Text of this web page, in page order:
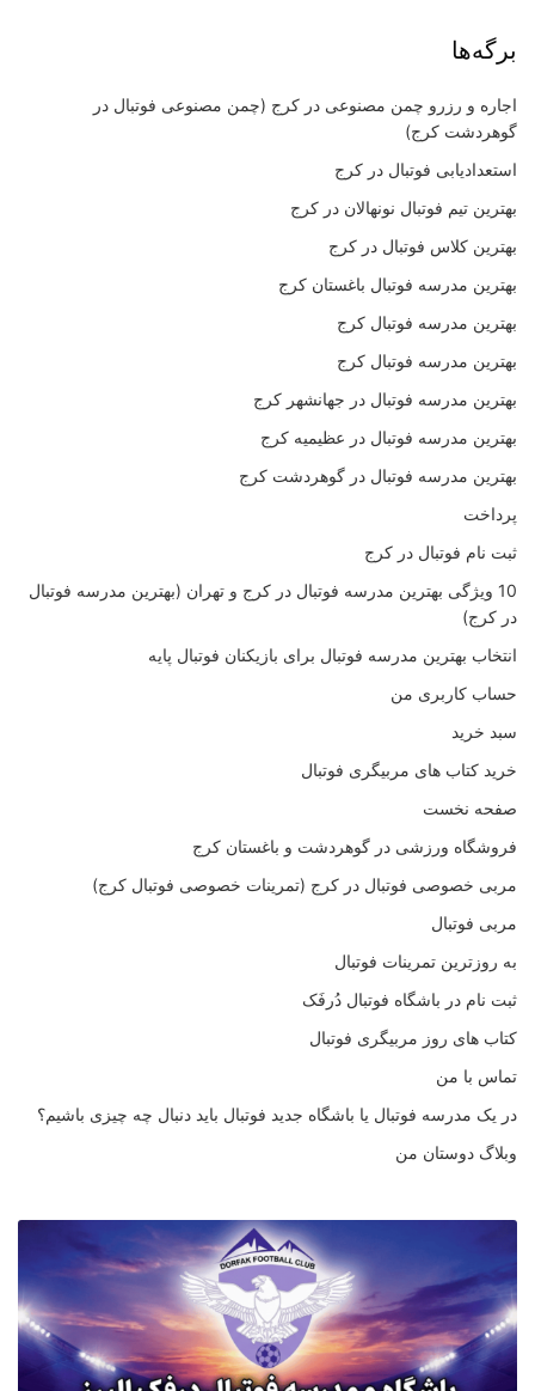
برگه‌ها
اجاره و رزرو چمن مصنوعی در کرج (چمن مصنوعی فوتبال در
گوهردشت کرج)
استعدادیابی فوتبال در کرج
بهترین تیم فوتبال نونهالان در کرج
بهترین کلاس فوتبال در کرج
بهترین مدرسه فوتبال باغستان کرج
بهترین مدرسه فوتبال کرج
بهترین مدرسه فوتبال کرج
بهترین مدرسه فوتبال در جهانشهر کرج
بهترین مدرسه فوتبال در عظیمیه کرج
بهترین مدرسه فوتبال در گوهردشت کرج
پرداخت
ثبت نام فوتبال در کرج
10 ویژگی بهترین مدرسه فوتبال در کرج و تهران (بهترین مدرسه فوتبال
در کرج)
انتخاب بهترین مدرسه فوتبال برای بازیکنان فوتبال پایه
حساب کاربری من
سبد خرید
خرید کتاب های مربیگری فوتبال
صفحه نخست
فروشگاه ورزشی در گوهردشت و باغستان کرج
مربی خصوصی فوتبال در کرج (تمرینات خصوصی فوتبال کرج)
مربی فوتبال
به روزترین تمرینات فوتبال
ثبت نام در باشگاه فوتبال دُرفَک
کتاب های روز مربیگری فوتبال
تماس با من
در یک مدرسه فوتبال یا باشگاه جدید فوتبال باید دنبال چه چیزی باشیم؟
وبلاگ دوستان من